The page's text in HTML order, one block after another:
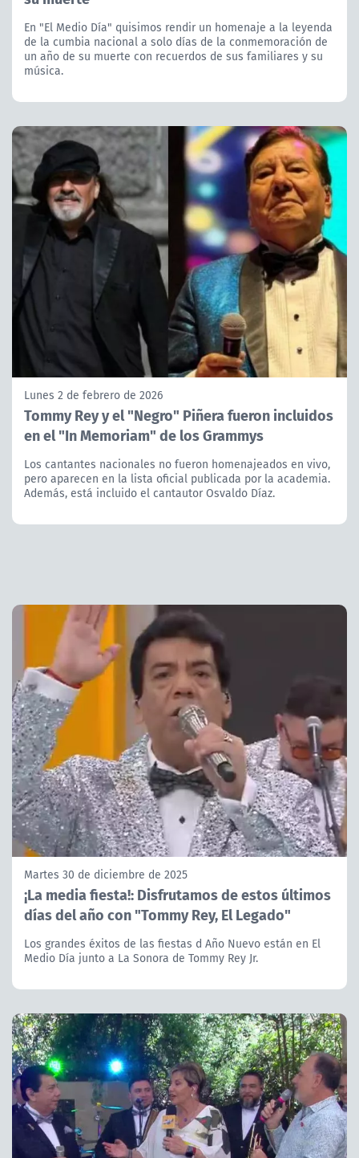
En "El Medio Día" quisimos rendir un homenaje a la leyenda
de la cumbia nacional a solo días de la conmemoración de
un año de su muerte con recuerdos de sus familiares y su
música.
Lunes 2 de febrero de 2026
Tommy Rey y el "Negro" Piñera fueron incluidos
en el "In Memoriam" de los Grammys
Los cantantes nacionales no fueron homenajeados en vivo,
pero aparecen en la lista oficial publicada por la academia.
Además, está incluido el cantautor Osvaldo Díaz.
Martes 30 de diciembre de 2025
¡La media fiesta!: Disfrutamos de estos últimos
días del año con "Tommy Rey, El Legado"
Los grandes éxitos de las fiestas d Año Nuevo están en El
Medio Día junto a La Sonora de Tommy Rey Jr.